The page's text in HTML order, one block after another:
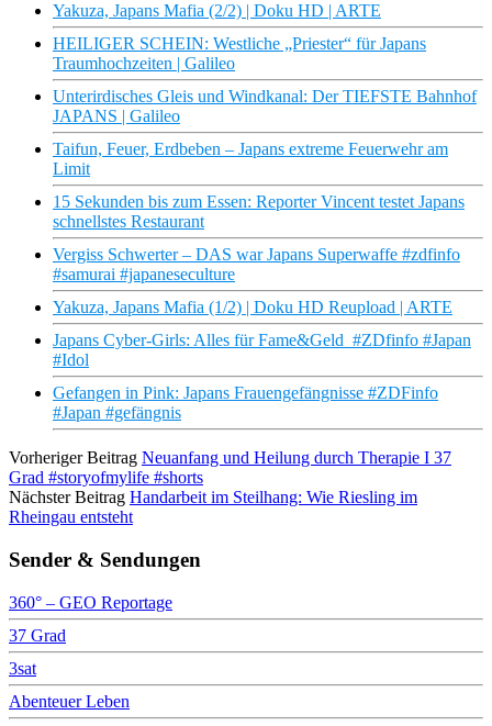
Yakuza, Japans Mafia (2/2) | Doku HD | ARTE
HEILIGER SCHEIN: Westliche „Priester“ für Japans
Traumhochzeiten | Galileo
Unterirdisches Gleis und Windkanal: Der TIEFSTE Bahnhof
JAPANS | Galileo
Taifun, Feuer, Erdbeben – Japans extreme Feuerwehr am
Limit
15 Sekunden bis zum Essen: Reporter Vincent testet Japans
schnellstes Restaurant
Vergiss Schwerter – DAS war Japans Superwaffe #zdfinfo
#samurai #japaneseculture
Yakuza, Japans Mafia (1/2) | Doku HD Reupload | ARTE
Japans Cyber-Girls: Alles für Fame&Geld #ZDfinfo #Japan
#Idol
Gefangen in Pink: Japans Frauengefängnisse #ZDFinfo
#Japan #gefängnis
Vorheriger Beitrag Neuanfang und Heilung durch Therapie I 37
Grad #storyofmylife #shorts
Nächster Beitrag Handarbeit im Steilhang: Wie Riesling im
Rheingau entsteht
Sender & Sendungen
360° – GEO Reportage
37 Grad
3sat
Abenteuer Leben